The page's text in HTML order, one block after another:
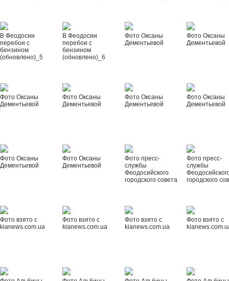
В Феодосии
перебои с
бензином
(обновлено)_5
В Феодосии
перебои с
бензином
(обновлено)_6
Фото Оксаны
Дементьевой
Фото Оксаны
Дементьевой
Фото Оксаны
Дементьевой
Фото Оксаны
Дементьевой
Фото Оксаны
Дементьевой
Фото Оксаны
Дементьевой
Фото Оксаны
Дементьевой
Фото Оксаны
Дементьевой
Фото пресс-
службы
Феодосийского
городского совета
Фото пресс-
службы
городского
Фото взято с
kianews.com.ua
Фото взято с
kianews.com.ua
Фото взято с
kianews.com.ua
Фото взято с